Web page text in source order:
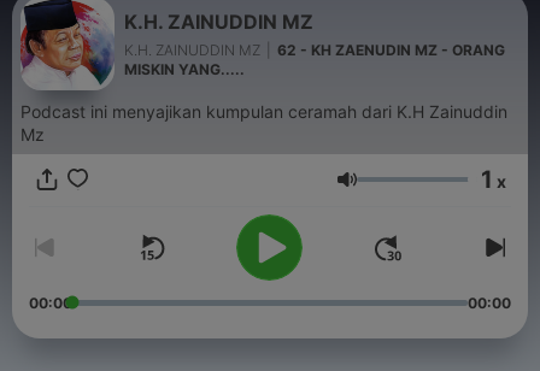
K.H. ZAINUDDIN MZ
K.H. ZAINUDDIN MZ
62 - KH ZAENUDIN MZ - ORANG
MISKIN YANG.....
Podcast ini menyajikan kumpulan ceramah dari K.H Zainuddin
Mz
Volumen 1 x
00:00 00:00